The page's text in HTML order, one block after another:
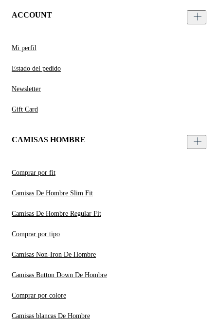
ACCOUNT
Mi perfil
Estado del pedido
Newsletter
Gift Card
CAMISAS HOMBRE
Comprar por fit
Camisas De Hombre Slim Fit
Camisas De Hombre Regular Fit
Comprar por tipo
Camisas Non-Iron De Hombre
Camisas Button Down De Hombre
Comprar por colore
Camisas blancas De Hombre